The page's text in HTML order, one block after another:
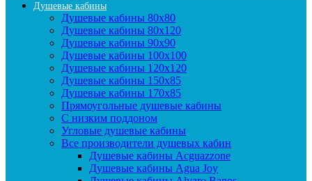
Душевые кабины
Душевые кабины 80x80
Душевые кабины 80x120
Душевые кабины 90х90
Душевые кабины 100x100
Душевые кабины 120x120
Душевые кабины 150x85
Душевые кабины 170x85
Прямоугольные душевые кабины
С низким поддоном
Угловые душевые кабины
Все производители душевых кабин
Душевые кабины Acguazzone
Душевые кабины Agua Joy